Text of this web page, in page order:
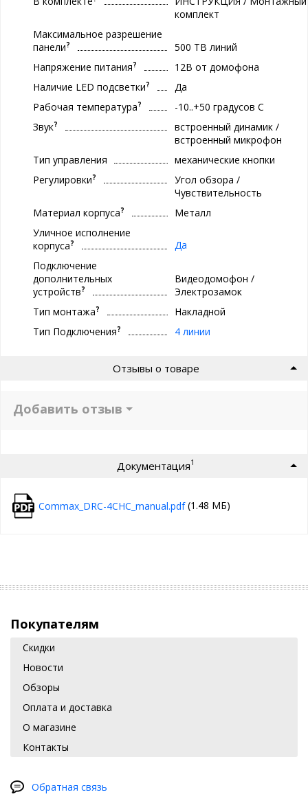
комплект
Максимальное разрешение
панели?
500 ТВ линий
Напряжение питания?
12В от домофона
Наличие LED подсветки?
Да
Рабочая температура?
-10..+50 градуcов С
Звук?
встроенный динамик /
встроенный микрофон
Тип управления
механические кнопки
Регулировки?
Угол обзора /
Чувствительность
Материал корпуса?
Металл
Уличное исполнение
корпуса?
Да
Подключение
дополнительных
устройств?
Видеодомофон /
Электрозамок
Тип монтажа?
Накладной
Тип Подключения? 4 линии
Отзывы о товаре
Добавить отзыв
Документация1
Commax_DRC-4CHC_manual.pdf(1.48 МБ)
Покупателям
Скидки
Новости
Обзоры
Оплата и доставка
О магазине
Контакты
Обратная связь